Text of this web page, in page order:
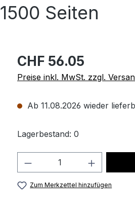
Seiten
CHF 56.05
Preise inkl. MwSt. zzgl.
Ab 11.08.2026 wieder
Lagerbestand: 0
Produkt Anzahl:
Zum Merkzettel hinzufügen